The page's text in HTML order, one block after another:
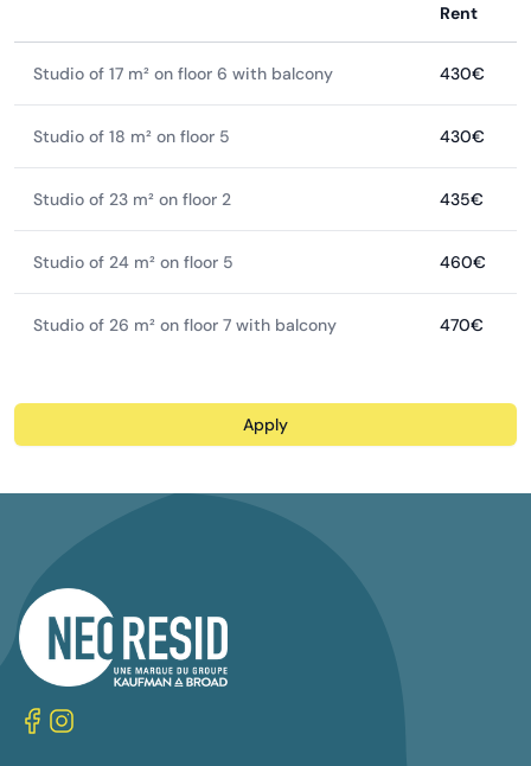
Rent
Studio of 17 m² on floor 6 with balcony 430€
Studio of 18 m² on floor 5 430€
Studio of 23 m² on floor 2 435€
Studio of 24 m² on floor 5 460€
Studio of 26 m² on floor 7 with balcony 470€
Apply